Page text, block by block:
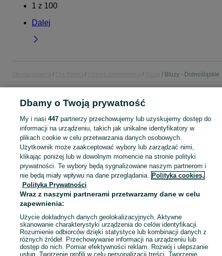
1 z 100
Dalej
Bluzy - Dolnośląskie
POLSKA » DOLNOŚLĄSKIE
KATEGORIA
ubranko do chrztu dla chłopca,ubranko do chrztu dla dziewczynki,ubranko
Zobacz
Mapa kategorii
Mapa miejscowości
Mapa ministron
Popularne wyszukiwania
Dbamy o Twoją prywatność
My i nasi 447partnerzy przechowujemy lub uzyskujemy dostęp do
informacji na urządzeniu, takich jak unikalne identyfikatory w
plikach cookie w celu przetwarzania danych osobowych.
Użytkownik może zaakceptować wybory lub zarządzać nimi,
klikając poniżej lub w dowolnym momencie na stronie polityki
prywatności. Te wybory będą sygnalizowane naszym partnerom i
nie będą miały wpływu na dane przeglądania. Polityka cookies,
Polityka Prywatności
Wraz z naszymi partnerami przetwarzamy dane w celu
zapewnienia:
Użycie dokładnych danych geolokalizacyjnych. Aktywne
skanowanie charakterystyki urządzenia do celów identyfikacji.
Rozumienie odbiorców dzięki statystyce lub kombinacji danych z
różnych źródeł. Przechowywanie informacji na urządzeniu lub
dostęp do nich. Pomiar efektywności reklam. Rozwój i ulepszanie
usług. Tworzenie profili w celu personalizacji treści. Tworzenie